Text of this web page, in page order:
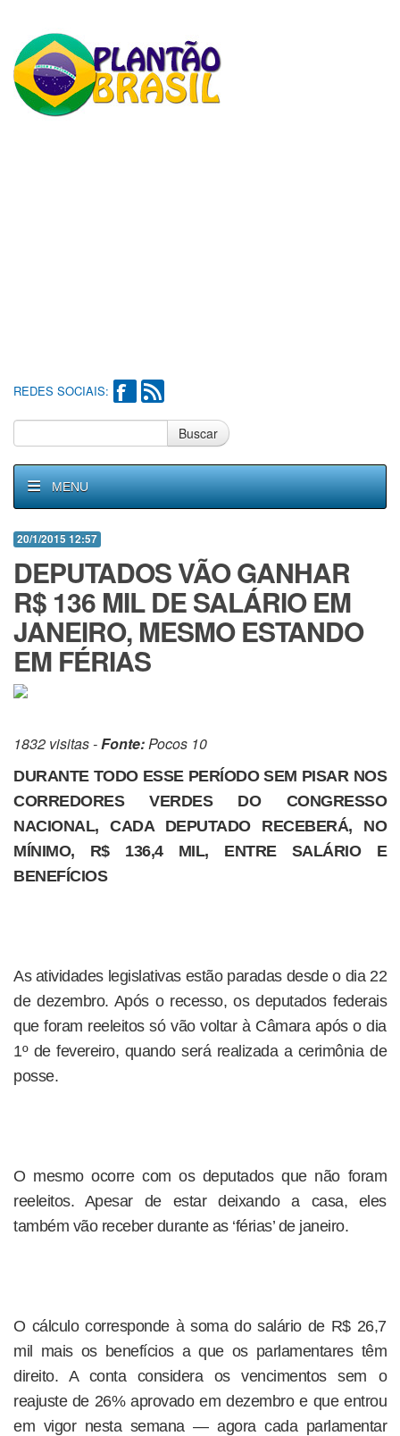
REDES SOCIAIS:
Buscar
MENU
20/1/2015 12:57
DEPUTADOS VÃO GANHAR
R$ 136 MIL DE SALÁRIO EM
JANEIRO, MESMO ESTANDO
EM FÉRIAS
1832 visitas -Fonte:Pocos 10
DURANTE TODO ESSE PERÍODO SEM PISAR NOS
CORREDORES VERDES DO CONGRESSO
NACIONAL, CADA DEPUTADO RECEBERÁ, NO
MÍNIMO, R$ 136,4 MIL, ENTRE SALÁRIO E
BENEFÍCIOS
As atividades legislativas estão paradas desde o dia 22
de dezembro. Após o recesso, os deputados federais
que foram reeleitos só vão voltar à Câmara após o dia
1º de fevereiro, quando será realizada a cerimônia de
posse.
O mesmo ocorre com os deputados que não foram
reeleitos. Apesar de estar deixando a casa, eles
também vão receber durante as ‘férias’ de janeiro.
O cálculo corresponde à soma do salário de R$ 26,7
mil mais os benefícios a que os parlamentares têm
direito. A conta considera os vencimentos sem o
reajuste de 26% aprovado em dezembro e que entrou
em vigor nesta semana — agora cada parlamentar